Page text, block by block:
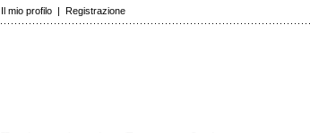
Il mio profilo | Registrazione